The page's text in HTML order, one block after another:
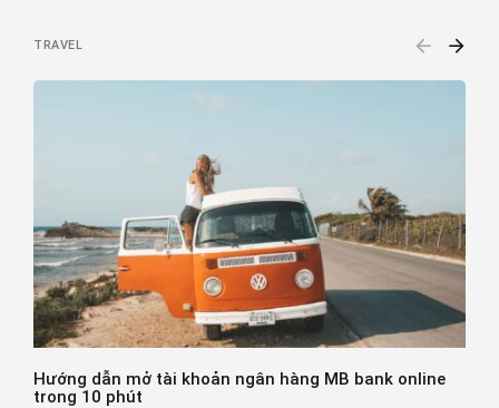
TRAVEL
Hướng dẫn mở tài khoản ngân hàng MB bank online
trong 10 phút